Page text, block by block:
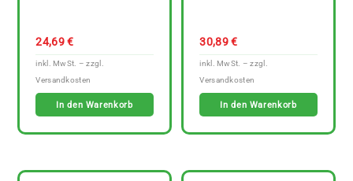
24,69€
In den Warenkorb
30,89€
In den Warenkorb